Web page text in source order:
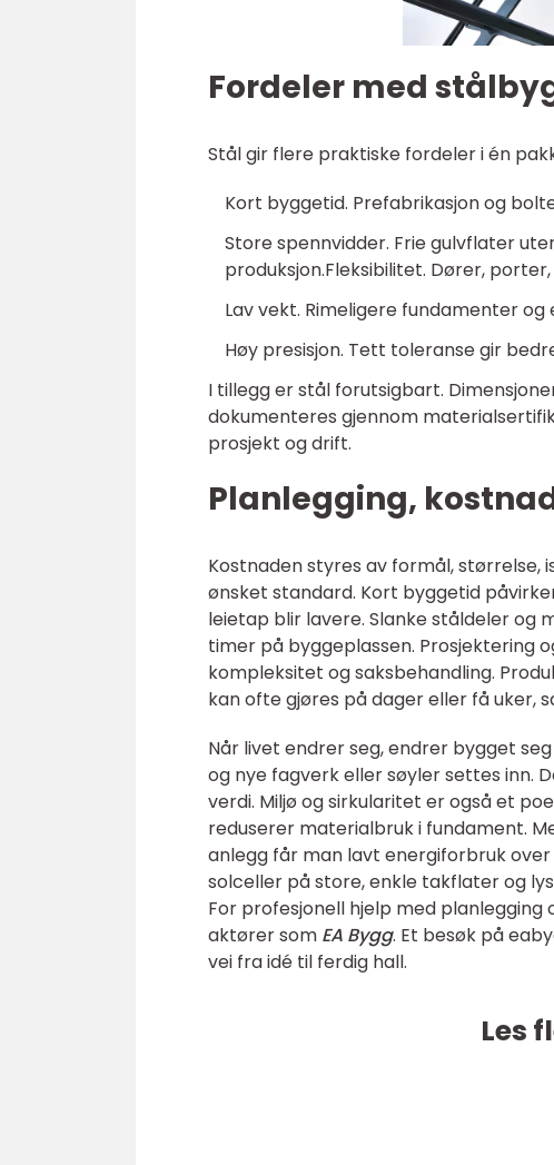
Fordeler med
Stål gir flere praktiske fordeler i én
Kort byggetid. Prefabrikasjon og
Store spennvidder. Frie gulvflater
produksjon.Fleksibilitet. Dører,
Lav vekt. Rimeligere fundamenter
Høy presisjon. Tett toleranse gir
I tillegg er stål forutsigbart.
dokumenteres gjennom
prosjekt og drift.
Planlegging,
Kostnaden styres av formål, størrelse,
ønsket standard. Kort byggetid
leietap blir lavere. Slanke ståldeler
timer på byggeplassen. Prosjektering
kompleksitet og saksbehandling.
kan ofte gjøres på dager eller få uker,
Når livet endrer seg, endrer bygget
og nye fagverk eller søyler settes inn.
verdi. Miljø og sirkularitet er også et
reduserer materialbruk i fundament.
anlegg får man lavt energiforbruk
solceller på store, enkle takflater og
For profesjonell hjelp med
aktører som EA Bygg. Et besøk på
vei fra idé til ferdig hall.
Les